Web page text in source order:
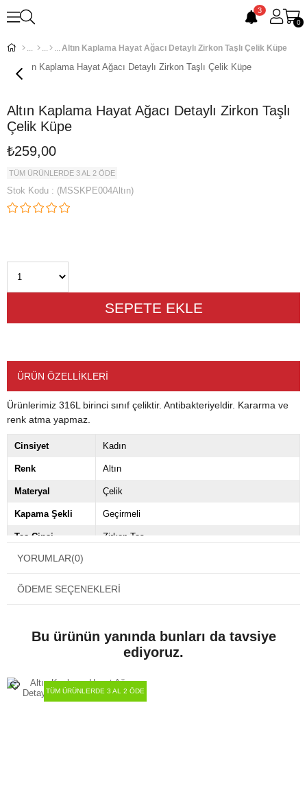
3
0
Altın Kaplama Hayat Ağacı Detaylı Zirkon Taşlı Çelik Küpe
Altın Kaplama Hayat Ağacı Detaylı Zirkon Taşlı
Çelik Küpe
₺259,00
TÜM ÜRÜNLERDE 3 AL 2 ÖDE
Stok Kodu (MSSKPE004Altın)
ÜRÜN ÖZELLIKLERI
Ürünlerimiz 316L birinci sınıf çeliktir. Antibakteriyeldir. Kararma ve
renk atma yapmaz.
Cinsiyet Kadın
Renk Altın
Materyal Çelik
Kapama Şekli Geçirmeli
Taş Cinsi Zirkon Taş
Tema / Stil
Model Halka
YORUMLAR(0)
ÖDEME SEÇENEKLERI
Bu ürünün yanında bunları da tavsiye
ediyoruz.
TÜM ÜRÜNLERDE 3 AL 2 ÖDE